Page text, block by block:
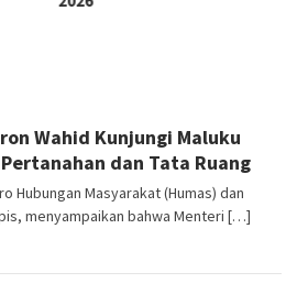
Wahid Kunjungi Maluku
dan Tata Ruang
Hubungan Masyarakat (Humas) dan
menyampaikan bahwa Menteri […]